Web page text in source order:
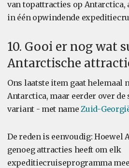
van topattracties op Antarctica,
in één opwindende
10. Gooi er nog wat
Antarctische
Ons laatste item gaat helemaal
Antarctica, maar eerder over de
variant - met nameZuid-
De reden is eenvoudig: Hoewel
genoeg attracties heeft om elk
expeditiecruiseprogramma